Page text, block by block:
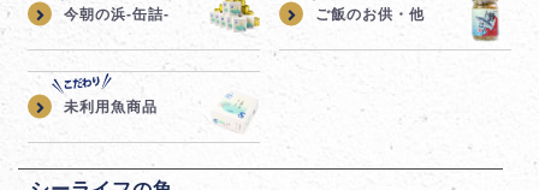
今朝の浜-缶詰- ご飯のお供・他
未利用魚商品